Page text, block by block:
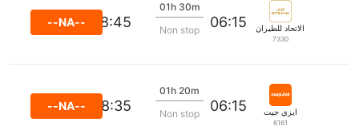
الاتحاد للطيران
7330
06:15
01h 30m
Non stop
08:45
--NA--
ايزي جيت
6161
06:15
01h 20m
Non stop
08:35
--NA--